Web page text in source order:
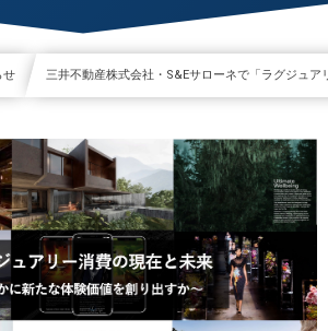
せ 三井不動産株式会社・S&Eサローネで「ラグジュ